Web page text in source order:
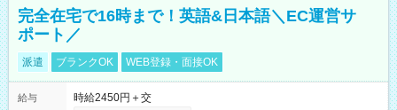
完全在宅で16時まで！英語&日本語＼EC運営サ
ポート／
派遣 ブランクOK WEB登録・面接OK
給与
時給2450円＋交